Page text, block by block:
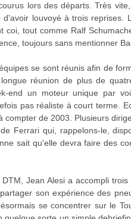
lors des départs. Très
louvoyé à trois reprises.
tout comme Ralf
toujours sans mentionner
se sont réunis afin de
réunion de plus de
end un moteur unique par
pas réaliste à court terme.
de 2003. Plusieurs
Ferrari qui, rappelons-le,
sait qu'elle devra faire des
Jean Alesi a accompli
son expérience des
se concentrer sur le